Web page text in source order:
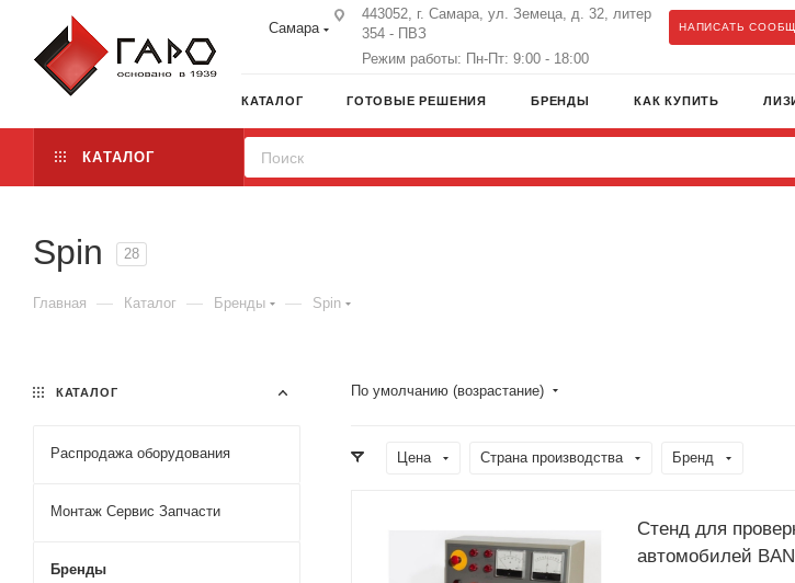
Самара
443052, г. Самара, ул. Земеца, д. 32, литер
354 - ПВЗ
Режим работы: Пн-Пт: 9:00 - 18:00
НАПИСАТЬ
КАТАЛОГ ГОТОВЫЕ РЕШЕНИЯ БРЕНДЫ КАК КУПИТЬ
КАТАЛОГ
Spin 28
Главная — Каталог — Бренды — Spin
По умолчанию (возрастание)
Цена Страна производства Бренд
Стенд для
автомобилей
КАТАЛОГ
Распродажа оборудования
Монтаж Сервис Запчасти
Бренды